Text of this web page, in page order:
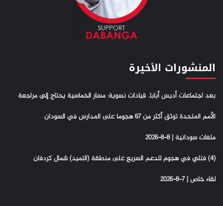
المنشورات الأخيرة
بعد اجتماعات أديس أبابا.. قيادات نسوية: مسار الخماسية يحتاج إلى مراجعة
الأمم المتحدة توثق أكثر من 67 هجوما على المدارس في السودان
ملفات سودانية | 8-8-2026
(4) فتلي في هجوم للدعم السريع على منطقة (التميد) شمال كردفان
لقاء خاص | 7-8-2026